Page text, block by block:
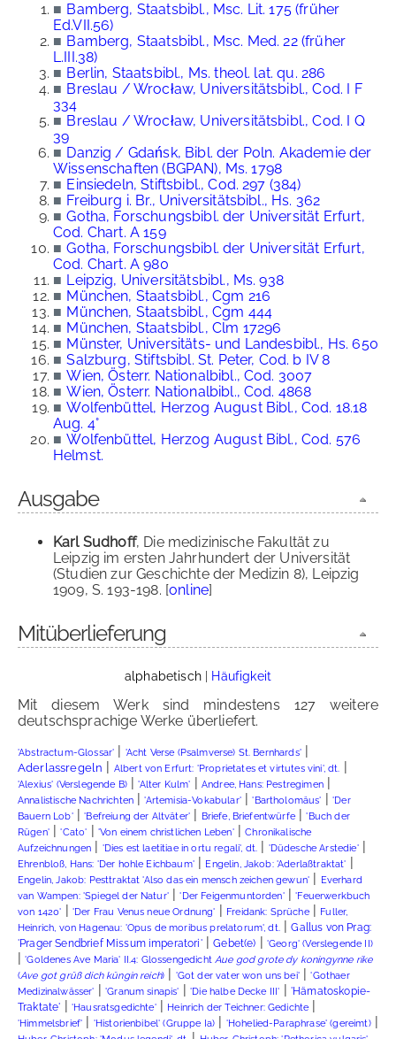
■ Bamberg, Staatsbibl., Msc. Lit. 175 (früher
Ed.VII.56)
■ Bamberg, Staatsbibl., Msc. Med. 22 (früher
L.III.38)
■ Berlin, Staatsbibl., Ms. theol. lat. qu. 286
■ Breslau / Wrocław, Universitätsbibl., Cod. I F
334
■ Breslau / Wrocław, Universitätsbibl., Cod. I Q
39
■ Danzig / Gdańsk, Bibl. der Poln. Akademie der
Wissenschaften (BGPAN), Ms. 1798
■ Einsiedeln, Stiftsbibl., Cod. 297 (384)
■ Freiburg i. Br., Universitätsbibl., Hs. 362
■ Gotha, Forschungsbibl. der Universität Erfurt,
Cod. Chart. A 159
■ Gotha, Forschungsbibl. der Universität Erfurt,
Cod. Chart. A 980
■ Leipzig, Universitätsbibl., Ms. 938
■ München, Staatsbibl., Cgm 216
■ München, Staatsbibl., Cgm 444
■ München, Staatsbibl., Clm 17296
■ Münster, Universitäts- und Landesbibl., Hs. 650
■ Salzburg, Stiftsbibl. St. Peter, Cod. b IV 8
■ Wien, Österr. Nationalbibl., Cod. 3007
■ Wien, Österr. Nationalbibl., Cod. 4868
■ Wolfenbüttel, Herzog August Bibl., Cod. 18.18
Aug. 4°
■ Wolfenbüttel, Herzog August Bibl., Cod. 576
Helmst.
Ausgabe
Karl Sudhoff, Die medizinische Fakultät zu
Leipzig im ersten Jahrhundert der Universität
(Studien zur Geschichte der Medizin 8), Leipzig
1909, S. 193-198. [online]
Mitüberlieferung
alphabetisch| Häufigkeit
Mit diesem Werk sind mindestens 127 weitere
deutschsprachige Werke überliefert.
'Abstractum-Glossar' | 'Acht Verse (Psalmverse) St. Bernhards'|
Aderlassregeln | Albert von Erfurt: 'Proprietates et virtutes vini', dt. |
'Alexius' (Verslegende B) |'Alter Kulm' | Andree, Hans: Pestregimen|
Annalistische Nachrichten |'Artemisia-Vokabular'|'Bartholomäus' |'Der
Bauern Lob'|'Befreiung der Altväter' | Briefe, Briefentwürfe|'Buch der
Rügen'|'Cato' | 'Von einem christlichen Leben'|Chronikalische
Aufzeichnungen | 'Dies est laetitiae in ortu regali', dt. | 'Düdesche Arstedie'|
Ehrenbloß, Hans: 'Der hohle Eichbaum'| Engelin, Jakob: 'Aderlaßtraktat' |
Engelin, Jakob: Pesttraktat 'Also das ein mensch zeichen gewun' | Everhard
van Wampen: 'Spiegel der Natur'|'Der Feigenmuntorden'|'Feuerwerkbuch
von 1420' | 'Der Frau Venus neue Ordnung' | Freidank: Sprüche| Fuller,
Heinrich, von Hagenau: 'Opus de moribus prelatorum', dt.|Gallus von Prag:
'Prager Sendbrief Missum imperatori'|Gebet(e) |'Georg' (Verslegende II)
|'Goldenes Ave Maria' II.4: GlossengedichtAue god grote dy koningynne rike
(Ave got grüß dich küngin reich) | 'Got der vater won uns bei'|'Gothaer
Medizinalwässer' |'Granum sinapis' |'Die halbe Decke III' | 'Hämatoskopie-
Traktate' | 'Hausratsgedichte'| Heinrich der Teichner: Gedichte |
'Himmelsbrief' | 'Historienbibel' (Gruppe Ia) | 'Hohelied-Paraphrase' (gereimt)|